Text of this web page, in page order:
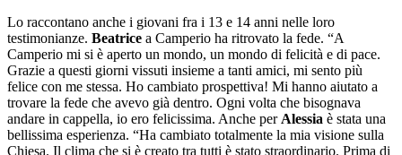
Lo raccontano anche i giovani fra i 13 e 14 anni nelle loro
testimonianze. Beatrice a Camperio ha ritrovato la fede. “A
Camperio mi si è aperto un mondo, un mondo di felicità e di pace.
Grazie a questi giorni vissuti insieme a tanti amici, mi sento più
felice con me stessa. Ho cambiato prospettiva! Mi hanno aiutato a
trovare la fede che avevo già dentro. Ogni volta che bisognava
andare in cappella, io ero felicissima. Anche per Alessia è stata una
bellissima esperienza. “Ha cambiato totalmente la mia visione sulla
Chiesa. Il clima che si è creato tra tutti è stato straordinario. Prima di